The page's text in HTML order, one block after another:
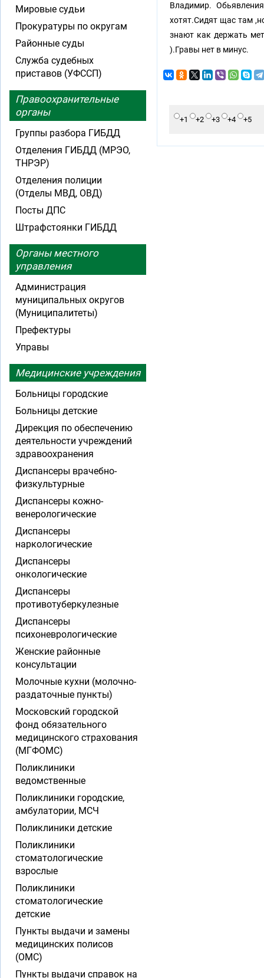
Владимир.
хотят.Сидят щас там
знают как держать
).Гравы нет в минус.
+1 +2 +3 +4 +5
Мировые судьи
Прокуратуры по округам
Районные суды
Служба судебных
приставов (УФССП)
Правоохранительные
органы
Группы разбора ГИБДД
Отделения ГИБДД (МРЭО,
ТНРЭР)
Отделения полиции
(Отделы МВД, ОВД)
Посты ДПС
Штрафстоянки ГИБДД
Органы местного
управления
Администрация
муниципальных округов
(Муниципалитеты)
Префектуры
Управы
Медицинские учреждения
Больницы городские
Больницы детские
Дирекция по обеспечению
деятельности учреждений
здравоохранения
Диспансеры врачебно-
физкультурные
Диспансеры кожно-
венерологические
Диспансеры
наркологические
Диспансеры
онкологические
Диспансеры
противотуберкулезные
Диспансеры
психоневрологические
Женские районные
консультации
Молочные кухни (молочно-
раздаточные пункты)
Московский городской
фонд обязательного
медицинского страхования
(МГФОМС)
Поликлиники
ведомственные
Поликлиники городские,
амбулатории, МСЧ
Поликлиники детские
Поликлиники
стоматологические
взрослые
Поликлиники
стоматологические
детские
Пункты выдачи и замены
медицинских полисов
(ОМС)
Пункты выдачи справок на